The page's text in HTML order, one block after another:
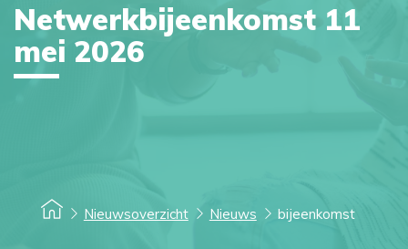
Nieuwsoverzicht Nieuws bijeenkomst
Netwerkbijeenkomst 11
mei 2026